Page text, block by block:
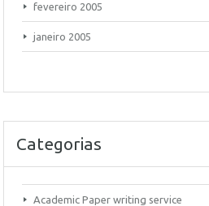
fevereiro 2005
janeiro 2005
Categorias
Academic Paper writing service